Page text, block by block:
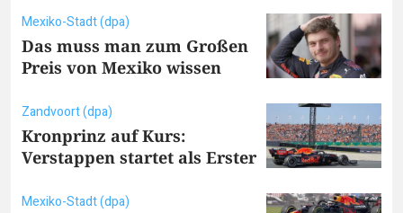
Mexiko-Stadt (dpa)
Das muss man zum Großen
Preis von Mexiko wissen
Zandvoort (dpa)
Kronprinz auf Kurs:
Verstappen startet als Erster
Mexiko-Stadt (dpa)